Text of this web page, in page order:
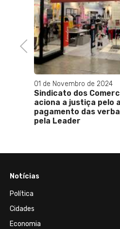
Previous
01 de Novembro de 2024
Sindicato dos
aciona a justiça pelo
pagamento das
pela Leader
Notícias
Política
Cidades
Economia